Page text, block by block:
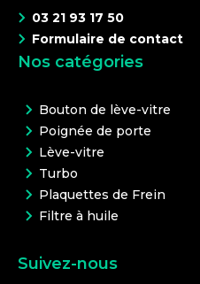
03 21 93 17 50
Formulaire de contact
Nos catégories
Bouton de lève-vitre
Poignée de porte
Lève-vitre
Turbo
Plaquettes de Frein
Filtre à huile
Suivez-nous